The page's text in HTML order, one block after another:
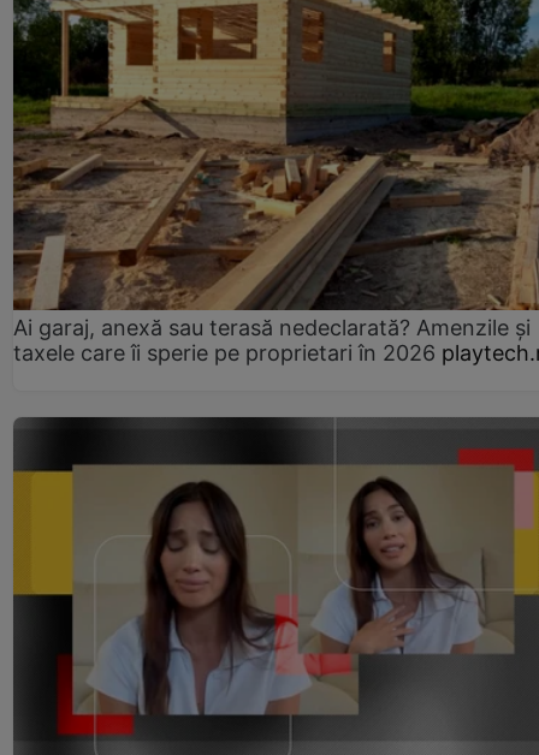
Ai garaj, anexă sau terasă nedeclarată? Amenzile și
taxele care îi sperie pe proprietari în 2026